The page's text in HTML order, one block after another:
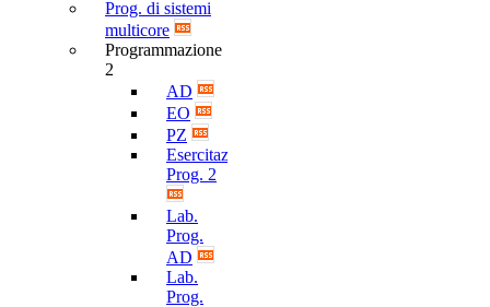
Prog. di sistemi
multicore
Programmazione
2
AD
EO
PZ
Esercitazioni
Prog. 2
Lab.
Prog.
AD
Lab.
Prog.